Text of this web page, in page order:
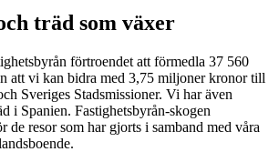
träd som växer
förtroendet att förmedla 37 560
att vi kan bidra med 3,75 miljoner kronor till
Sveriges Stadsmissioner. Vi har även
i Spanien. Fastighetsbyrån-skogen
de resor som har gjorts i samband med våra